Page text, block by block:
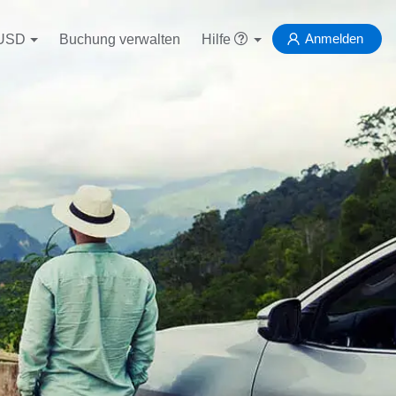
Buchung verwalten Hilfe Anmelden